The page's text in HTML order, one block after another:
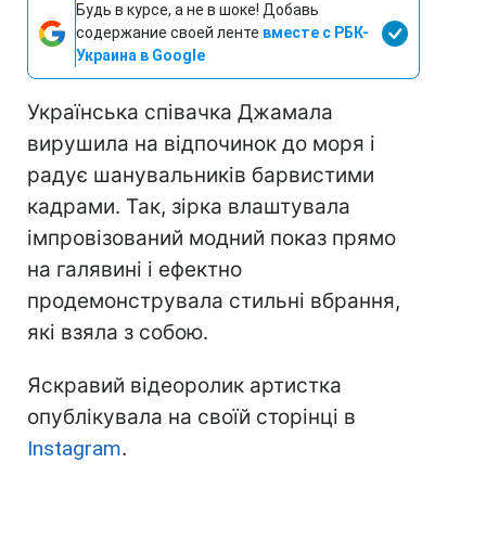
Будь в курсе, а не в шоке! Добавь
содержание своей ленте вместе с РБК-
Украина в Google
Українська співачка Джамала
вирушила на відпочинок до моря і
радує шанувальників барвистими
кадрами. Так, зірка влаштувала
імпровізований модний показ прямо
на галявині і ефектно
продемонструвала стильні вбрання,
які взяла з собою.
Яскравий відеоролик артистка
опублікувала на своїй сторінці в
Instagram.